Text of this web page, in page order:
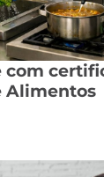
com
Alimentos